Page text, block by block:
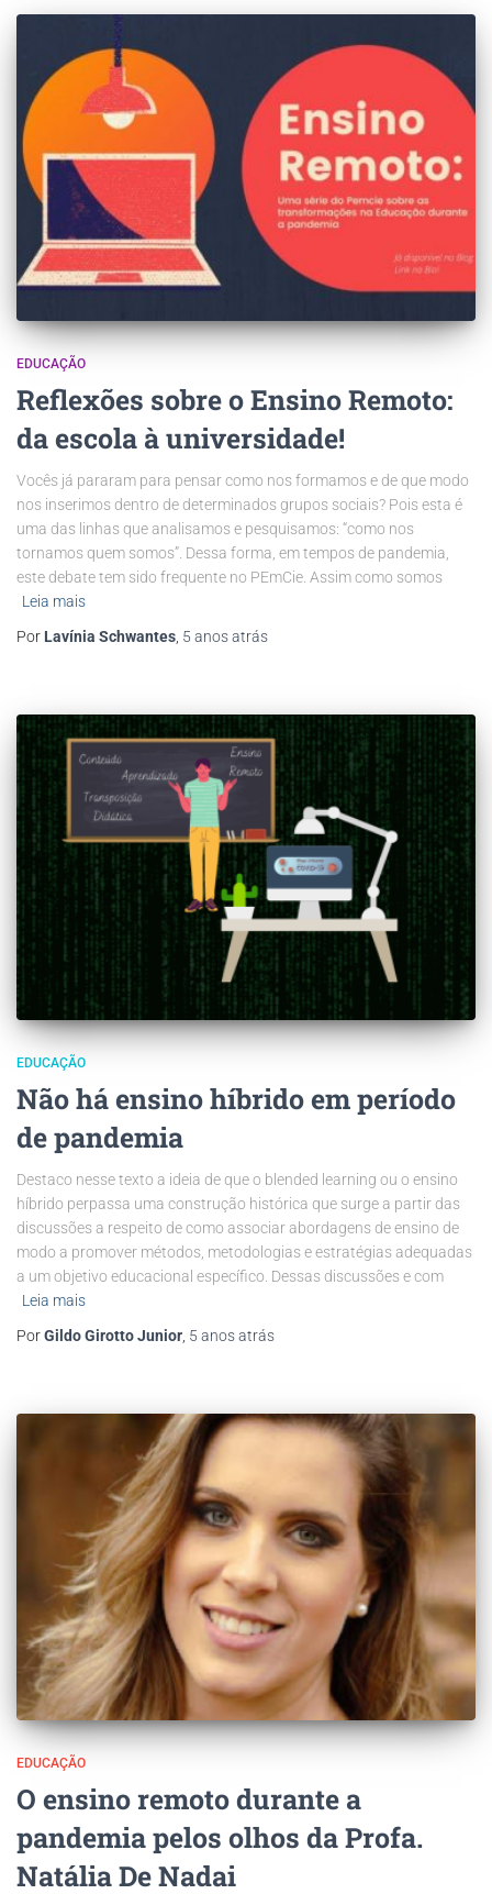
EDUCAÇÃO
Reflexões sobre o Ensino Remoto:
da escola à universidade!
Vocês já pararam para pensar como nos formamos e de que modo
nos inserimos dentro de determinados grupos sociais? Pois esta é
uma das linhas que analisamos e pesquisamos: “como nos
tornamos quem somos”. Dessa forma, em tempos de pandemia,
este debate tem sido frequente no PEmCie. Assim como somos
Leia mais
Por Lavínia Schwantes 5 anosatrás
EDUCAÇÃO
Não há ensino híbrido em período
de pandemia
Destaco nesse texto a ideia de que o blended learning ou o ensino
híbrido perpassa uma construção histórica que surge a partir das
discussões a respeito de como associar abordagens de ensino de
modo a promover métodos, metodologias e estratégias adequadas
a um objetivo educacional específico. Dessas discussões e com
Leia mais
PorGildo Girotto Junior, 5 anosatrás
EDUCAÇÃO
O ensino remoto durante a
pandemia pelos olhos da Profa.
Natália De Nadai